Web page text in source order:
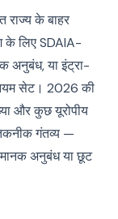
के बाहर
के लिए SDAIA-
अनुबंध, या इंट्रा-
सेट। 2026 की
और कुछ यूरोपीय
तकनीक गंतव्य —
अनुबंध या छूट